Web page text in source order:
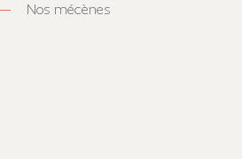
Nos mécènes